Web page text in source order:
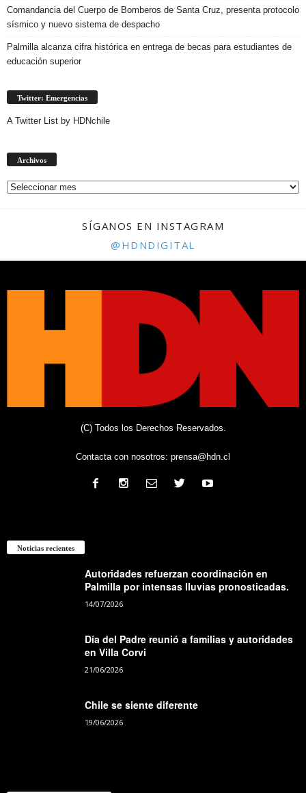
Comandancia del Cuerpo de Bomberos de Santa Cruz, presenta protocolo
sísmico y nuevo sistema de despacho
Palmilla alcanza cifra histórica en entrega de becas para estudiantes de
educación superior
Twitter: Emergencias
A Twitter List by HDNchile
Archivos
SÍGANOS EN INSTAGRAM
@HDNDIGITAL
(C) Todos los Derechos Reservados.
Contacta con nosotros: prensa@hdn.cl
Noticias recientes
Autoridades refuerzan coordinación en
Palmilla por intensas lluvias pronosticadas.
14/07/2026
Día del Padre reunió a familias y autoridades
en Villa Corvi
21/06/2026
Chile se siente diferente
19/06/2026